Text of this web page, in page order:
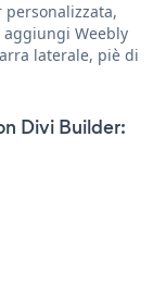
personalizzata,
Weebly
laterale, piè di
Divi Builder: